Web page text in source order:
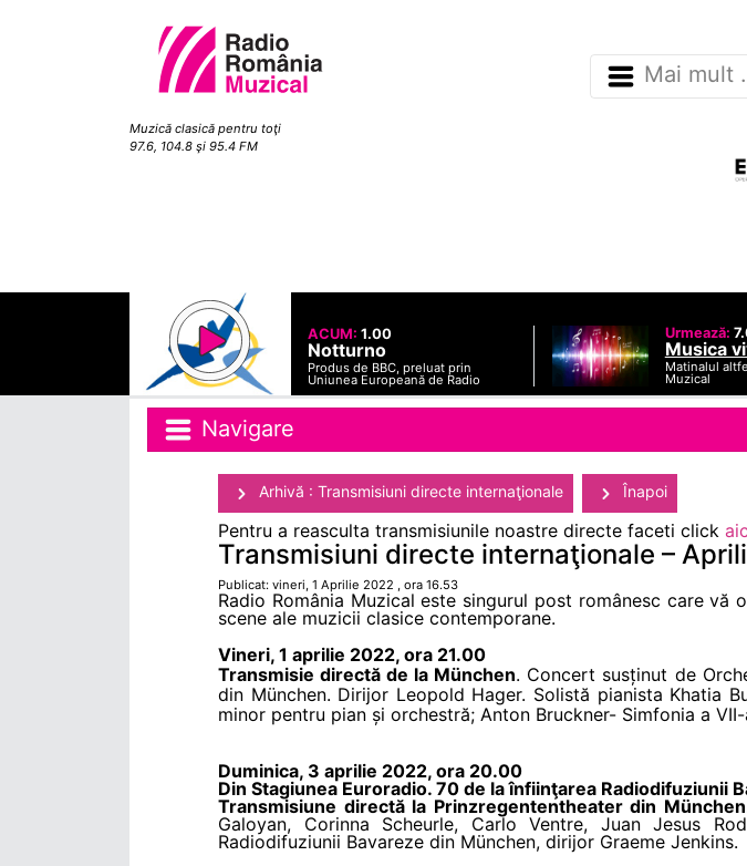
Muzică clasică pentru toţi
97.6, 104.8 şi 95.4 FM
Mai mult
ACUM: 1.00
Notturno
Produs de BBC, preluat prin
Uniunea Europeană de Radio
Urmează:
Musica
Matinalul
Muzical
Navigare
Arhivă : Transmisiuni directe internaţionale Înapoi
Pentru a reasculta transmisiunile noastre directe faceti click
Transmisiuni directe internaţionale –
Publicat: vineri, 1 Aprilie 2022 , ora 16.53
Radio România Muzical este singurul post românesc care
scene ale muzicii clasice contemporane.
Vineri, 1 aprilie 2022, ora 21.00
Transmisie directă de la München. Concert susținut de
din München. Dirijor Leopold Hager. Solistă pianista Khatia
minor pentru pian și orchestră; Anton Bruckner- Simfonia a
Duminica, 3 aprilie 2022, ora 20.00
Din Stagiunea Euroradio. 70 de la înfiinţarea Radiodifuziunii
Transmisiune directă la Prinzregententheater din München
Galoyan, Corinna Scheurle, Carlo Ventre, Juan Jesus
Radiodifuziunii Bavareze din München, dirijor Graeme Jenkins.